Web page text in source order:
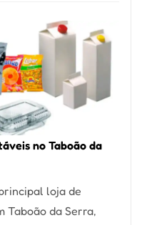
no Taboão da
loja de
Taboão da Serra,